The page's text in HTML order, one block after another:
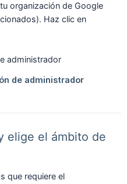
organización de Google
Haz clic en
elige el ámbito de
que requiere el